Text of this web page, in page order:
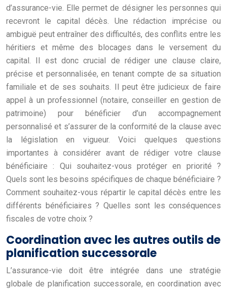
d’assurance-vie. Elle permet de désigner les personnes qui
recevront le capital décès. Une rédaction imprécise ou
ambiguë peut entraîner des difficultés, des conflits entre les
héritiers et même des blocages dans le versement du
capital. Il est donc crucial de rédiger une clause claire,
précise et personnalisée, en tenant compte de sa situation
familiale et de ses souhaits. Il peut être judicieux de faire
appel à un professionnel (notaire, conseiller en gestion de
patrimoine) pour bénéficier d’un accompagnement
personnalisé et s’assurer de la conformité de la clause avec
la législation en vigueur. Voici quelques questions
importantes à considérer avant de rédiger votre clause
bénéficiaire : Qui souhaitez-vous protéger en priorité ?
Quels sont les besoins spécifiques de chaque bénéficiaire ?
Comment souhaitez-vous répartir le capital décès entre les
différents bénéficiaires ? Quelles sont les conséquences
fiscales de votre choix ?
Coordination avec les autres outils de
planification successorale
L’assurance-vie doit être intégrée dans une stratégie
globale de planification successorale, en coordination avec